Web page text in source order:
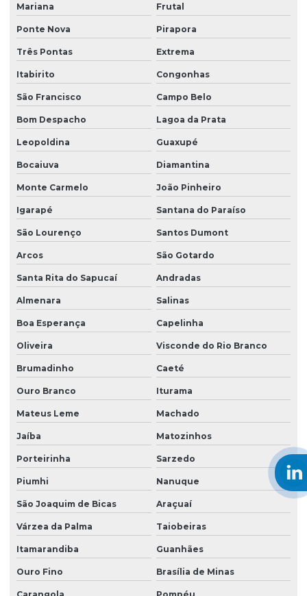
Mariana Frutal
Ponte Nova Pirapora
Três Pontas Extrema
Itabirito Congonhas
São Francisco Campo Belo
Bom Despacho Lagoa da Prata
Leopoldina Guaxupé
Bocaiuva Diamantina
Monte Carmelo João Pinheiro
Igarapé Santana do Paraíso
São Lourenço Santos Dumont
Arcos São Gotardo
Santa Rita do Sapucaí Andradas
Almenara Salinas
Boa Esperança Capelinha
Oliveira Visconde do Rio Branco
Brumadinho Caeté
Ouro Branco Iturama
Mateus Leme Machado
Jaíba Matozinhos
Porteirinha Sarzedo
Piumhi Nanuque
São Joaquim de Bicas Araçuaí
Várzea da Palma Taiobeiras
Itamarandiba Guanhães
Ouro Fino Brasília de Minas
Carangola Pompéu